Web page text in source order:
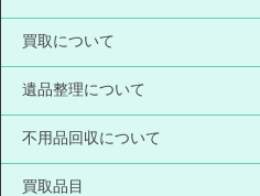
買取について
遺品整理について
不用品回収について
買取品目